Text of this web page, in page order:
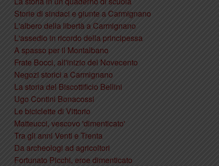
Storie di sindaci e giunte a Carmignano
L'albero della libertà a Carmignano
L'assedio in ricordo della principessa
A spasso per il Montalbano
Frate Bocci, all'inizio del Novecento
Negozi storici a Carmignano
La storia del Biscottificio Bellini
Ugo Contini Bonacossi
Le biciclette di Vittorio
Matteucci, vescovo 'dimenticato'
Tra gli anni Venti e Trenta
Da archeologi ad agricoltori
Fortunato Picchi, eroe dimenticato